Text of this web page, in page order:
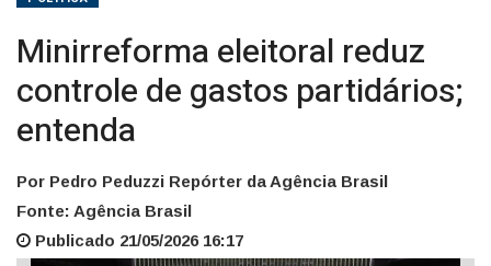
Minirreforma eleitoral reduz
controle de gastos partidários;
entenda
Por Pedro Peduzzi Repórter da Agência Brasil
Fonte: Agência Brasil
Publicado 21/05/2026 16:17